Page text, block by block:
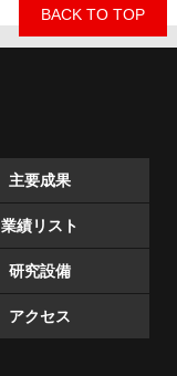
主要成果
業績リスト
研究設備
アクセス
BACK TO TOP